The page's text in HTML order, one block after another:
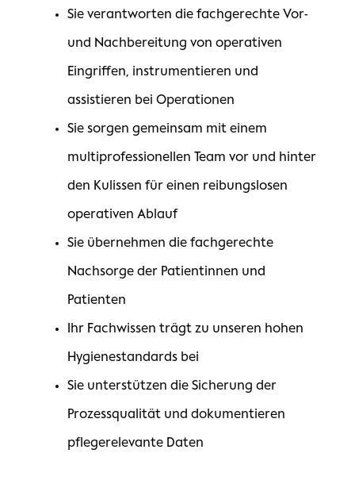
Sie verantworten die fachgerechte Vor-
und Nachbereitung von operativen
Eingriffen, instrumentieren und
assistieren bei Operationen
Sie sorgen gemeinsam mit einem
multiprofessionellen Team vor und hinter
den Kulissen für einen reibungslosen
operativen Ablauf
Sie übernehmen die fachgerechte
Nachsorge der Patientinnen und
Patienten
Ihr Fachwissen trägt zu unseren hohen
Hygienestandards bei
Sie unterstützen die Sicherung der
Prozessqualität und dokumentieren
pflegerelevante Daten